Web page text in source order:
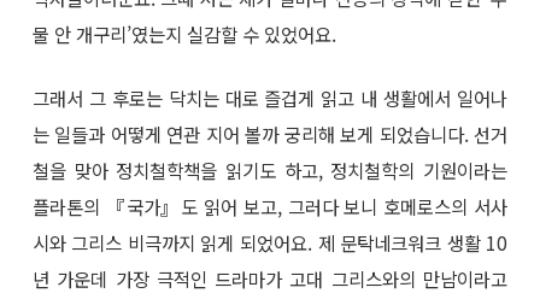
물 안 개구리’였는지 실감할 수 있었어요.
그래서 그 후로는 닥치는 대로 즐겁게 읽고 내 생활에서 일어나
는 일들과 어떻게 연관 지어 볼까 궁리해 보게 되었습니다. 선거
철을 맞아 정치철학책을 읽기도 하고, 정치철학의 기원이라는
플라톤의 『국가』도 읽어 보고, 그러다 보니 호메로스의 서사
시와 그리스 비극까지 읽게 되었어요. 제 문탁네크워크 생활 10
년 가운데 가장 극적인 드라마가 고대 그리스와의 만남이라고